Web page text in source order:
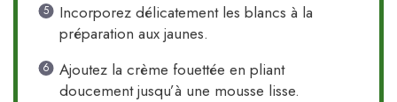
Incorporez délicatement les blancs à la
préparation aux jaunes.
Ajoutez la crème fouettée en pliant
doucement jusqu’à une mousse lisse.